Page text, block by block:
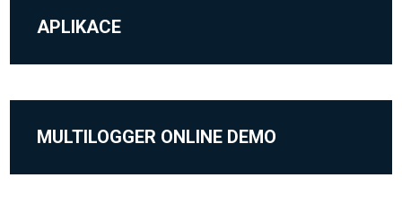
APLIKACE
MULTILOGGER ONLINE DEMO